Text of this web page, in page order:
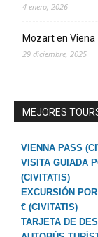
4 enero, 2026
Mozart en Viena
29 diciembre, 2025
MEJORES
VIENNA PASS
VISITA GUIADA
(CIVITATIS)
EXCURSIÓN
€ (CIVITATIS)
TARJETA DE